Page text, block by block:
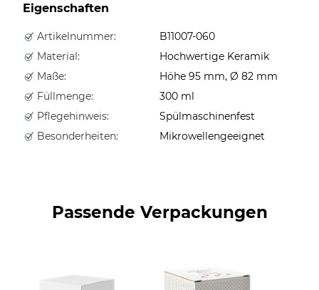
Eigenschaften
Artikelnummer:
B11007-060
Material:
Hochwertige Keramik
Maße:
Höhe 95 mm, Ø 82 mm
Füllmenge:
300 ml
Pflegehinweis:
Spülmaschinenfest
Besonderheiten:
Mikrowellengeeignet
Passende Verpackungen